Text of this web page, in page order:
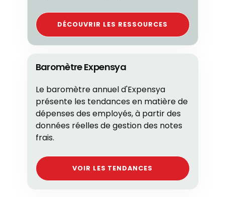
DÉCOUVRIR LES RESSOURCES
Baromètre Expensya
Le baromètre annuel d'Expensya
présente les tendances en matière de
dépenses des employés, à partir des
données réelles de gestion des notes
frais.
VOIR LES TENDANCES